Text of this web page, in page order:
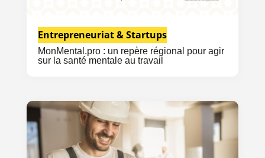
MonMental.pro : un repère régional pour agir
sur la santé mentale au travail
Entrepreneuriat & Startups